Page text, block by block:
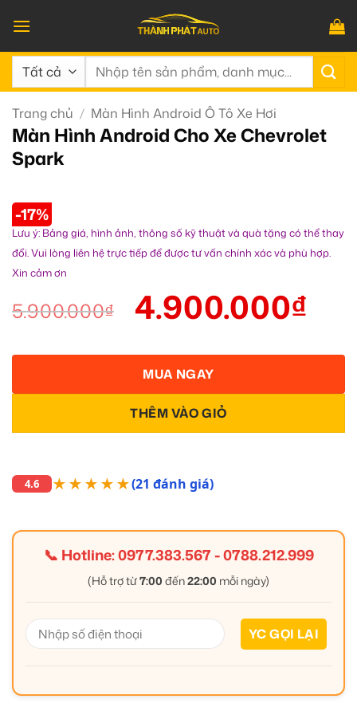
qua
nội
dung
Tìm
Trang chủ / Màn Hình Android Ô Tô Xe Hơi
Màn Hình Android Cho Xe Chevrolet
Spark
-17%
Lưu ý: Bảng giá, hình ảnh, thông số kỹ thuật và quà tặng có thể thay
đổi. Vui lòng liên hệ trực tiếp để được tư vấn chính xác và phù hợp.
Xin cảm ơn
5.900.000₫ 4.900.000₫
THÊM VÀO GIỎ
MUA NGAY
4.6 ★★★★★(21 đánh giá)
📞 Hotline:0977.383.567-0788.212.999
(Hỗ trợ từ7:00 đến22:00 mỗi ngày)